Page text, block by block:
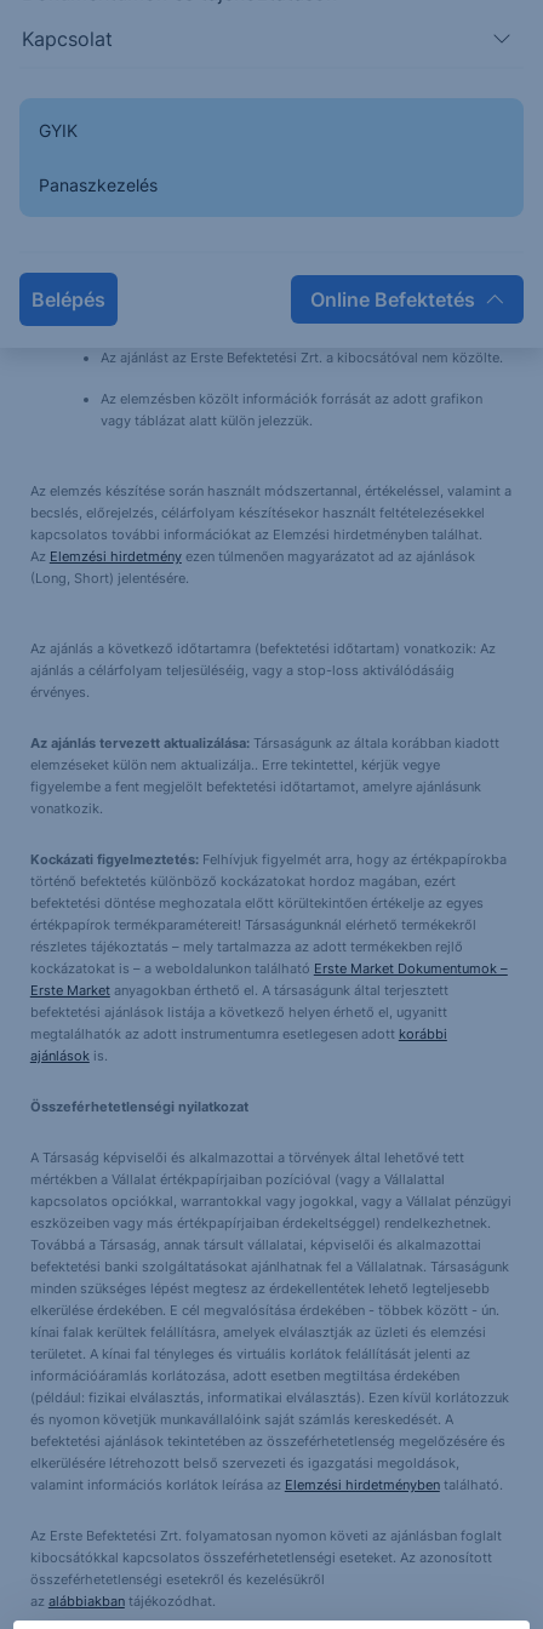
Kapcsolat
GYIK
Panaszkezelés
Belépés Online Befektetés
hozott döntés következményei a Társaságra nem háríthatók át. A jelen
dokumentumban foglaltak – teljes vagy részleges – felhasználása,
többszörözése, publikálása, átdolgozása, terjesztése kizárólag a Társaság
tájékoztatásról szóló
kapcsolatos kutatás függetlenségének előmozdítását célzó jogi
Az Erste Befektetési Zrt. felügyeleti szerve a Magyar Nemzeti
Bank.
Az ajánlást az Erste Befektetési Zrt. a kibocsátóval nem közölte.
Az elemzésben közölt információk forrását az adott grafikon
vagy táblázat alatt külön jelezzük.
Az elemzés készítése során használt módszertannal, értékeléssel, valamint a
becslés, előrejelzés, célárfolyam készítésekor használt feltételezésekkel
kapcsolatos további információkat az Elemzési hirdetményben találhat.
Az Elemzési hirdetményezen túlmenően magyarázatot ad az ajánlások
(Long, Short) jelentésére.
Az ajánlás a következő időtartamra (befektetési időtartam) vonatkozik: Az
ajánlás a célárfolyam teljesüléséig, vagy a stop-loss aktiválódásáig
érvényes.
Az ajánlás tervezett aktualizálása:Társaságunk az általa korábban kiadott
elemzéseket külön nem aktualizálja.. Erre tekintettel, kérjük vegye
figyelembe a fent megjelölt befektetési időtartamot, amelyre ajánlásunk
vonatkozik.
Kockázati figyelmeztetés:Felhívjuk figyelmét arra, hogy az értékpapírokba
történő befektetés különböző kockázatokat hordoz magában, ezért
befektetési döntése meghozatala előtt körültekintően értékelje az egyes
értékpapírok termékparamétereit! Társaságunknál elérhető termékekről
részletes tájékoztatás – mely tartalmazza az adott termékekben rejlő
kockázatokat is – a weboldalunkon található Erste Market Dokumentumok –
Erste Marketanyagokban érthető el. A társaságunk által terjesztett
befektetési ajánlások listája a következő helyen érhető el, ugyanitt
megtalálhatók az adott instrumentumra esetlegesen adott korábbi
ajánlásokis.
Összeférhetetlenségi nyilatkozat
A Társaság képviselői és alkalmazottai a törvények által lehetővé tett
mértékben a Vállalat értékpapírjaiban pozícióval (vagy a Vállalattal
kapcsolatos opciókkal, warrantokkal vagy jogokkal, vagy a Vállalat pénzügyi
eszközeiben vagy más értékpapírjaiban érdekeltséggel) rendelkezhetnek.
Továbbá a Társaság, annak társult vállalatai, képviselői és alkalmazottai
befektetési banki szolgáltatásokat ajánlhatnak fel a Vállalatnak. Társaságunk
minden szükséges lépést megtesz az érdekellentétek lehető legteljesebb
elkerülése érdekében. E cél megvalósítása érdekében - többek között - ún.
kínai falak kerültek felállításra, amelyek elválasztják az üzleti és elemzési
területet. A kínai fal tényleges és virtuális korlátok felállítását jelenti az
információáramlás korlátozása, adott esetben megtiltása érdekében
(például: fizikai elválasztás, informatikai elválasztás). Ezen kívül korlátozzuk
és nyomon követjük munkavállalóink saját számlás kereskedését. A
befektetési ajánlások tekintetében az összeférhetetlenség megelőzésére és
elkerülésére létrehozott belső szervezeti és igazgatási megoldások,
valamint információs korlátok leírása az Elemzési hirdetménybentalálható.
Az Erste Befektetési Zrt. folyamatosan nyomon követi az ajánlásban foglalt
kibocsátókkal kapcsolatos összeférhetetlenségi eseteket. Az azonosított
összeférhetetlenségi esetekről és kezelésükről
az alábbiakbantájékozódhat.